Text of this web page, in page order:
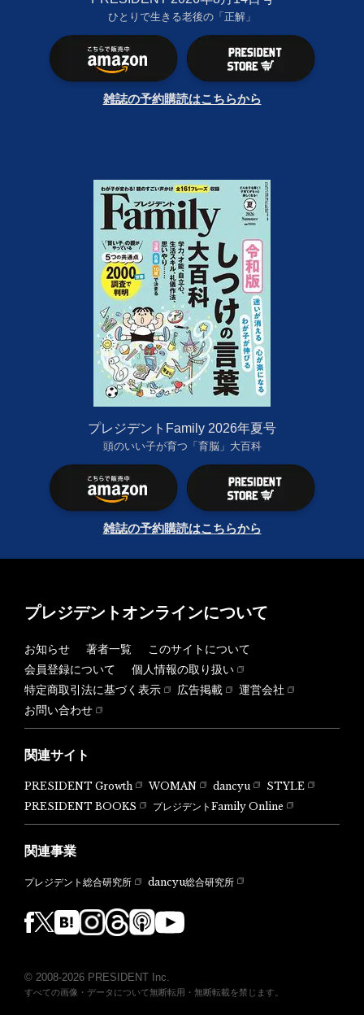
ひとりで生きる老後の「正解」
雑誌の予約購読はこちらから
プレジデントFamily 2026年夏号
頭のいい子が育つ「育脳」大百科
雑誌の予約購読はこちらから
プレジデントオンラインについて
お知らせ 著者一覧
このサイトについて
会員登録について
個人情報の取り扱い
特定商取引法に基づく表示
広告掲載
運営会社
お問い合わせ
関連サイト
PRESIDENT Growth WOMAN dancyu
STYLE
PRESIDENT BOOKS
プレジデントFamily Online
関連事業
プレジデント総合研究所 dancyu総合研究所
© 2008-2026 PRESIDENT Inc.
すべての画像・データについて無断転用・無断転載を禁じます。